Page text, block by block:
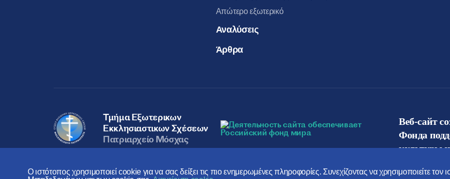
Ο ιστότοπος χρησιμοποιεί cookie για να σας δείξει τις πιο ενημερωμένες πληροφορίες. Συνεχίζοντας να χρησιμοποιείτε τον
Απώτερο εξωτερικό
Αναλύσεις
Άρθρα
Τμήμα Εξωτερικων
Εκκλησιαστικων Σχέσεων
Πατριαρχείο Μόσχας
Веб-сайт
Фонда
культуры